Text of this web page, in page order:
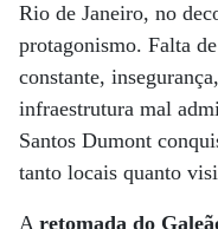
Rio de Janeiro, no
protagonismo. Falta
constante,
infraestrutura mal
Santos Dumont
tanto locais quanto
A retomada do